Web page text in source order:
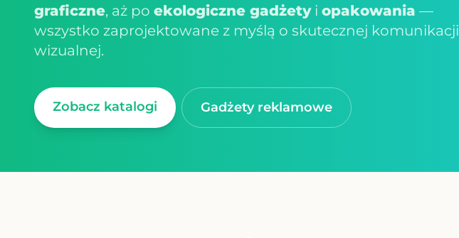
graficzne, aż po ekologiczne gadżetyi opakowania —
wszystko zaprojektowane z myślą o skutecznej komunikacji
wizualnej.
Zobacz katalogi Gadżety reklamowe